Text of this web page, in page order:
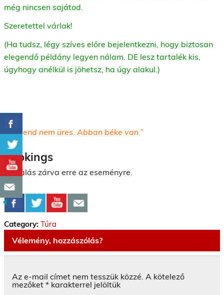
még nincsen sajátod.
Szeretettel várlak!
(Ha tudsz, légy szíves előre bejelentkezni, hogy biztosan
elegendő példány legyen nálam. DE lesz tartalék kis,
úgyhogy anélkül is jöhetsz, ha úgy alakul.)
„A csend nem üres. Abban béke van.”
Bookings
Foglalás zárva erre az eseményre.
Category: Túra
Vélemény, hozzászólás?
Az e-mail címet nem tesszük közzé. A kötelező
mezőket * karakterrel jelöltük